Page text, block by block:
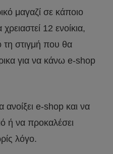
μαγαζί σε κάποιο
12 ενοίκια,
τη στιγμή που θα
για να κάνω e-shop
ανοίξει e-shop και να
ή να προκαλέσει
λόγο.